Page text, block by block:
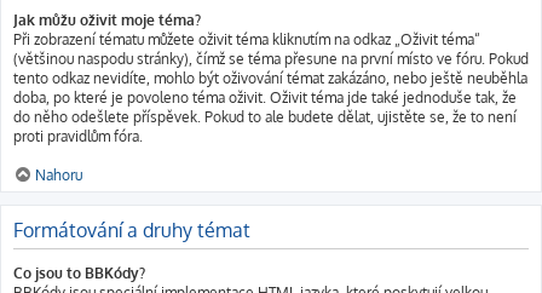
Jak můžu oživit moje téma?
Při zobrazení tématu můžete oživit téma kliknutím na odkaz „Oživit téma“
(většinou naspodu stránky), čímž se téma přesune na první místo ve fóru. Pokud
tento odkaz nevidíte, mohlo být oživování témat zakázáno, nebo ještě neuběhla
doba, po které je povoleno téma oživit. Oživit téma jde také jednoduše tak, že
do něho odešlete příspěvek. Pokud to ale budete dělat, ujistěte se, že to není
proti pravidlům fóra.
Nahoru
Formátování a druhy témat
Co jsou to BBKódy?